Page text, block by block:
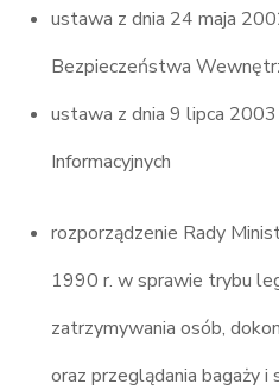
ustawa z dnia 24 maja
Bezpieczeństwa
ustawa z dnia 9 lipca 2003
Informacyjnych
rozporządzenie Rady
1990 r. w sprawie trybu
zatrzymywania osób,
oraz przeglądania bagaży i